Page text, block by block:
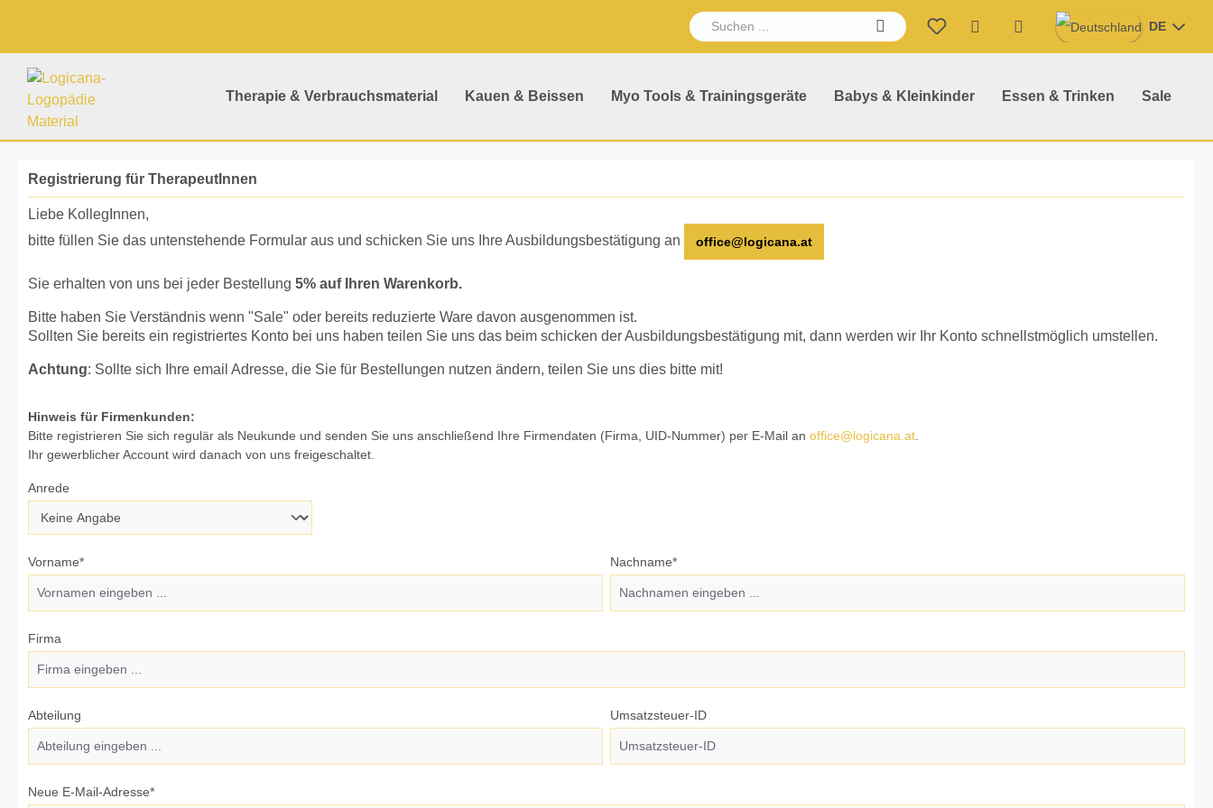
Therapie & Verbrauchsmaterial Kauen & Beissen Myo Tools & Trainingsgeräte Babys & Kleinkinder Essen & Trinken Sale
Warenkorb enthält 0
DE
Registrierung für TherapeutInnen
Liebe KollegInnen,
bitte füllen Sie das untenstehende Formular aus und schicken Sie uns Ihre Ausbildungsbestätigung an
office@logicana.at
Sie erhalten von uns bei jeder Bestellung 5% auf Ihren Warenkorb.
Bitte haben Sie Verständnis wenn "Sale" oder bereits reduzierte Ware davon ausgenommen ist.
Sollten Sie bereits ein registriertes Konto bei uns haben teilen Sie uns das beim schicken der Ausbildungsbestätigung mit, dann werden wir Ihr Konto schnellstmöglich umstellen.
Achtung: Sollte sich Ihre email Adresse, die Sie für Bestellungen nutzen ändern, teilen Sie uns dies bitte mit!
Persönliche Informationen
Hinweis für Firmenkunden:
Bitte registrieren Sie sich regulär als Neukunde und senden Sie uns anschließend Ihre Firmendaten (Firma, UID-Nummer) per E-Mail an office@logicana.at
Ihr gewerblicher Account wird danach von uns freigeschaltet.
Anrede
Vorname* Nachname*
Firma
Abteilung Umsatzsteuer-ID
Neue E-Mail-Adresse*